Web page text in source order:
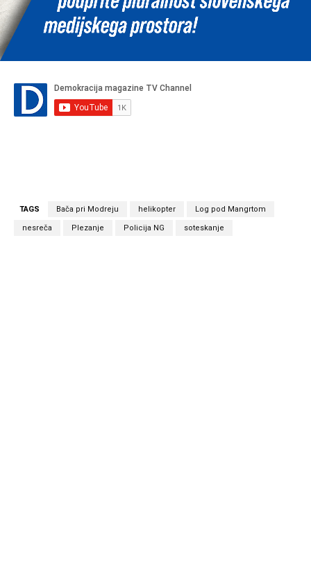
TAGS Bača pri Modreju helikopter Log pod Mangrtom
nesreča Plezanje Policija NG soteskanje